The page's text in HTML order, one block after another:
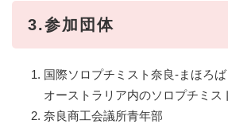
3.参加団体
国際ソロプチミスト奈良-まほろば
オーストラリア内のソロプチミス
奈良商工会議所青年部